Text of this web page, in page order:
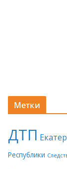
Метки
ДТП
Республики